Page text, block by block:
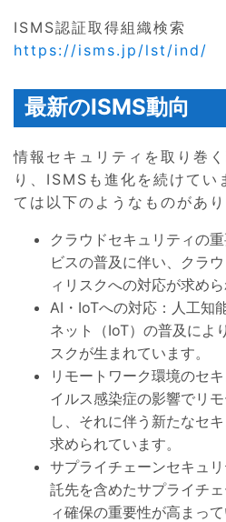
ISMS認証取得組織検索
https://isms.jp/lst/ind/
最新のISMS動向
情報セキュリティを取り巻
り、ISMSも進化を続けてい
ては以下のようなものがあり
クラウドセキュリティの
ビスの普及に伴い、クラ
ィリスクへの対応が求めら
AI・IoTへの対応：人工知
ネット（IoT）の普及によ
スクが生まれています。
リモートワーク環境のセ
イルス感染症の影響でリ
し、それに伴う新たなセ
求められています。
サプライチェーンセキュ
託先を含めたサプライチ
ィ確保の重要性が高まって